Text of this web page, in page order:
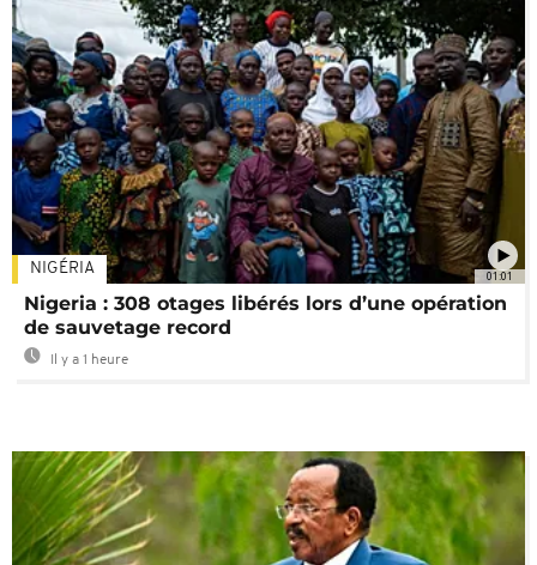
01:01
NIGÉRIA
Nigeria : 308 otages libérés lors d’une opération
de sauvetage record
Il y a 1 heure